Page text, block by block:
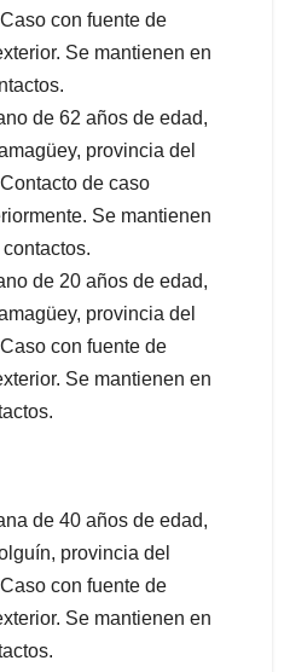
con fuente de
Se mantienen en
de 62 años de edad,
provincia del
de caso
Se mantienen
de 20 años de edad,
provincia del
con fuente de
Se mantienen en
de 40 años de edad,
provincia del
con fuente de
Se mantienen en